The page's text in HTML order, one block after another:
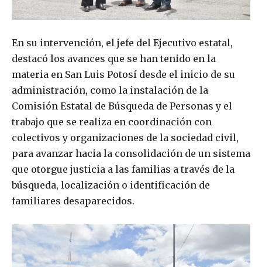
En su intervención, el jefe del Ejecutivo estatal,
destacó los avances que se han tenido en la
materia en San Luis Potosí desde el inicio de su
administración, como la instalación de la
Comisión Estatal de Búsqueda de Personas y el
trabajo que se realiza en coordinación con
colectivos y organizaciones de la sociedad civil,
para avanzar hacia la consolidación de un sistema
que otorgue justicia a las familias a través de la
búsqueda, localización o identificación de
familiares desaparecidos.